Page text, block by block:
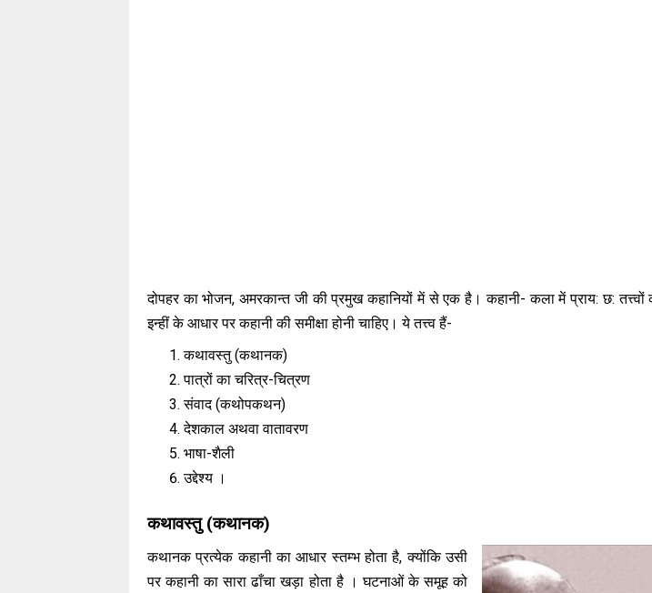
दोपहर का भोजन, अमरकान्त जी की प्रमुख कहानियों में से एक है। कहानी- कला में प्राय: छ: तत्त्वों
इन्हीं के आधार पर कहानी की समीक्षा होनी चाहिए। ये तत्त्व हैं-
कथावस्तु (कथानक)
पात्रों का चरित्र-चित्रण
संवाद (कथोपकथन)
देशकाल अथवा वातावरण
भाषा-शैली
उद्देश्य ।
कथावस्तु (कथानक)
कथानक प्रत्येक कहानी का आधार स्तम्भ होता है, क्योंकि उसी
पर कहानी का सारा ढाँचा खड़ा होता है । घटनाओं के समूह को